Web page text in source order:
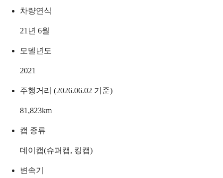
차량연식
21년 6월
모델년도
2021
주행거리 (2026.06.02 기준)
81,823km
캡 종류
데이캡(슈퍼캡, 킹캡)
변속기